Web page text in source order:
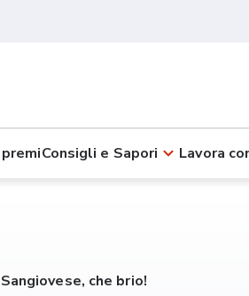
Consigli e Sapori Lavora
Sangiovese, che brio!